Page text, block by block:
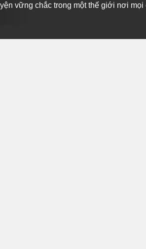
vững chắc trong một thế giới nơi mọi